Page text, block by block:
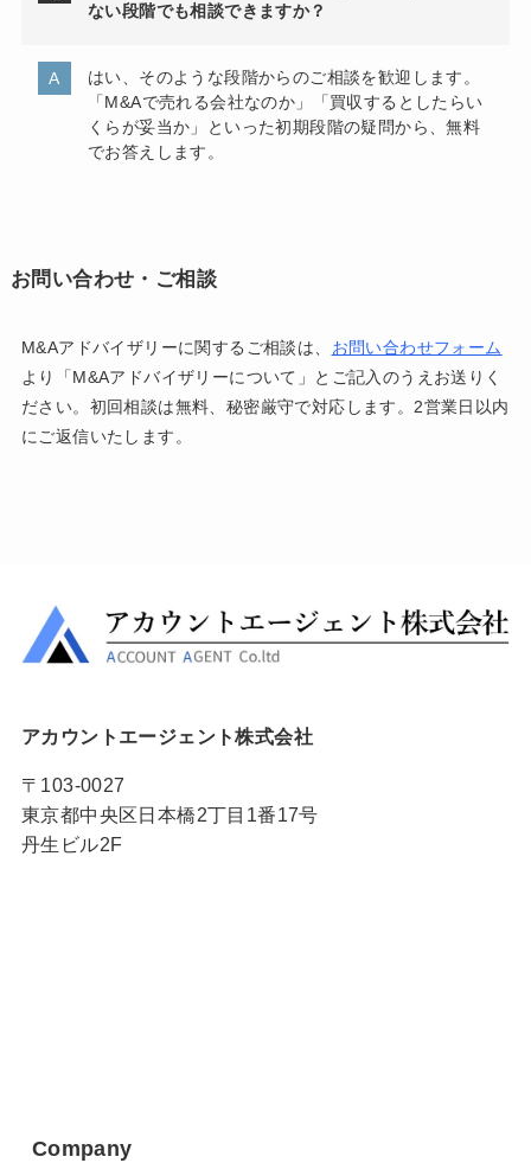
ない段階でも相談できますか？
はい、そのような段階からのご相談を歓迎します。
「M&Aで売れる会社なのか」「買収するとしたらい
くらが妥当か」といった初期段階の疑問から、無料
でお答えします。
お問い合わせ・ご相談
M&Aアドバイザリーに関するご相談は、 お問い合わせフォーム
より「M&Aアドバイザリーについて」とご記入のうえお送りく
ださい。初回相談は無料、秘密厳守で対応します。2営業日以内
にご返信いたします。
アカウントエージェント株式会社
〒103-0027
東京都中央区日本橋2丁目1番17号
丹生ビル2F
Company